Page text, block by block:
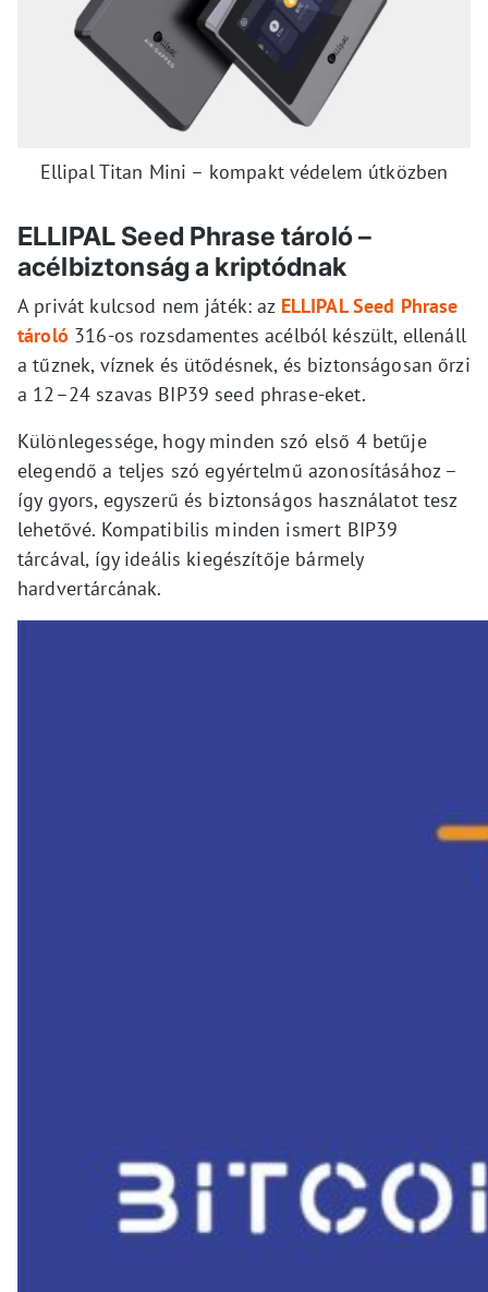
Ellipal Titan Mini – kompakt védelem útközben
ELLIPAL Seed Phrase tároló –
acélbiztonság a kriptódnak
A privát kulcsod nem játék: az ELLIPAL Seed Phrase
tároló 316-os rozsdamentes acélból készült, ellenáll
a tűznek, víznek és ütődésnek, és biztonságosan őrzi
a 12–24 szavas BIP39 seed phrase-eket.
Különlegessége, hogy minden szó első 4 betűje
elegendő a teljes szó egyértelmű azonosításához –
így gyors, egyszerű és biztonságos használatot tesz
lehetővé. Kompatibilis minden ismert BIP39
tárcával, így ideális kiegészítője bármely
hardvertárcának.